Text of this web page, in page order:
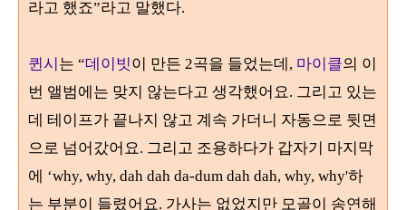
라고 했죠”라고 말했다.
퀸시 는 “데이빗이 만든 2곡을 들었는데, 마이클의 이
번 앨범에는 맞지 않는다고 생각했어요. 그리고 있는
데 테이프가 끝나지 않고 계속 가더니 자동으로 뒷면
으로 넘어갔어요. 그리고 조용하다가 갑자기 마지막
에 ‘why, why, dah dah da-dum dah dah, why, why'하
는 부분이 들렸어요. 가사는 없었지만 모골이 송연해